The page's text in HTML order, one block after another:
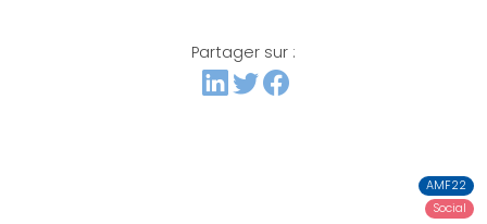
Partager sur :
AMF22
Social